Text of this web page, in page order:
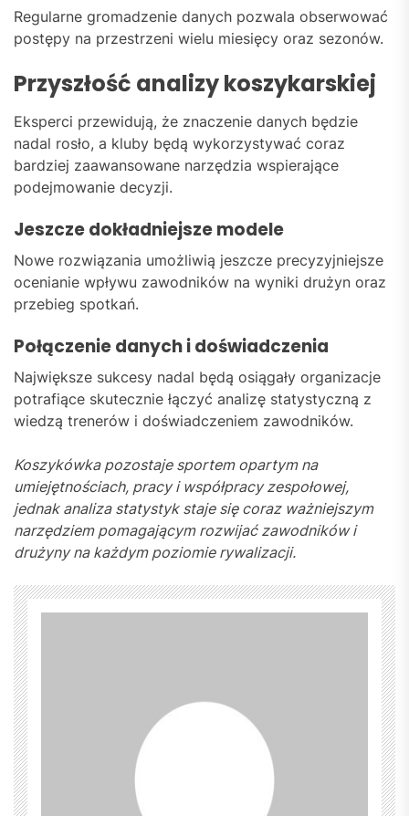
Regularne gromadzenie danych pozwala obserwować
postępy na przestrzeni wielu miesięcy oraz sezonów.
Przyszłość analizy koszykarskiej
Eksperci przewidują, że znaczenie danych będzie
nadal rosło, a kluby będą wykorzystywać coraz
bardziej zaawansowane narzędzia wspierające
podejmowanie decyzji.
Jeszcze dokładniejsze modele
Nowe rozwiązania umożliwią jeszcze precyzyjniejsze
ocenianie wpływu zawodników na wyniki drużyn oraz
przebieg spotkań.
Połączenie danych i doświadczenia
Największe sukcesy nadal będą osiągały organizacje
potrafiące skutecznie łączyć analizę statystyczną z
wiedzą trenerów i doświadczeniem zawodników.
Koszykówka pozostaje sportem opartym na
umiejętnościach, pracy i współpracy zespołowej,
jednak analiza statystyk staje się coraz ważniejszym
narzędziem pomagającym rozwijać zawodników i
drużyny na każdym poziomie rywalizacji.